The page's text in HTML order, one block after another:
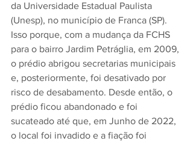
da Universidade Estadual Paulista
(Unesp), no município de Franca (SP).
Isso porque, com a mudança da FCHS
para o bairro Jardim Petráglia, em 2009,
o prédio abrigou secretarias municipais
e, posteriormente, foi desativado por
risco de desabamento. Desde então, o
prédio ficou abandonado e foi
sucateado até que, em Junho de 2022,
o local foi invadido e a fiação foi